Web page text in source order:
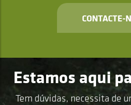
CONTACTE-
Estamos aqui
Tem dúvidas, necessita de